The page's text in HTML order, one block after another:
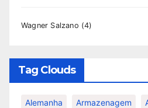
Wagner Salzano (4)
Tag Clouds
Alemanha Armazenagem